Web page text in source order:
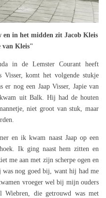
en in het midden zit Jacob Kleis
van Kleis"
in de Lemster Courant heeft
Visser, komt het volgende stukje
nog een Jaap Visser, Japie van
uit Balk. Hij had de houten
niet groot van stuk, maar
en ik kwam naast Jaap op een
Ik ging naast hem zitten en
me aan met zijn scherpe ogen en
nog goed bij, want hij had me
vroeger wel bij mijn ouders
Wiebren, die getrouwd was met